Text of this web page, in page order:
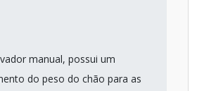
manual, possui um
do peso do chão para as